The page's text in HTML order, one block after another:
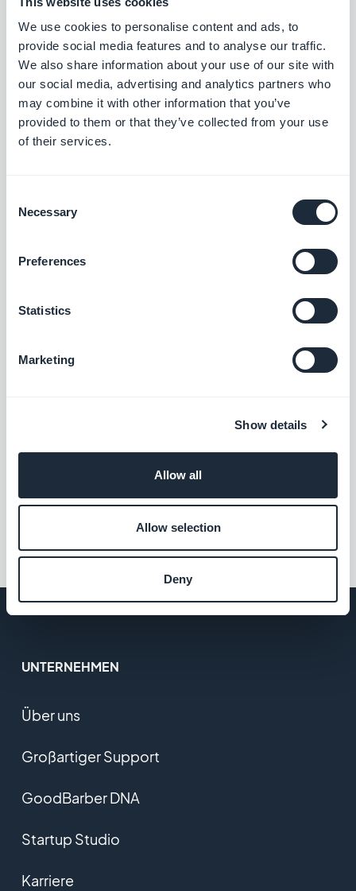
We use cookies to personalise content and ads, to
provide social media features and to analyse our traffic.
We also share information about your use of our site with
our social media, advertising and analytics partners who
may combine it with other information that you’ve
provided to them or that they’ve collected from your use
of their services.
Selection
Necessary
Preferences
Statistics
Marketing
Show details
Allow all
Allow selection
Deny
Ich bin CMO und Mitgesellschafter von
GoodBarber. In diesem Blog teile ich
praktische Tipps, wie Sie das Beste aus
GoodBarber herausholen können, Analysen zu
den Trends, die die Mobile- und No-Code-Welt
verändern, sowie einige Gedanken zu den
Auswirkungen von künstlicher Intelligenz auf
Mehr erfahren
UNTERNEHMEN
Über uns
Großartiger Support
GoodBarber DNA
Startup Studio
Karriere